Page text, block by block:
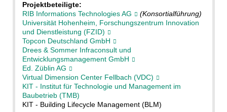
Projektbeteiligte:
RIB Informations Technologies AG
(Konsortialführung)
Universität Hohenheim, Forschungszentrum Innovation
und Dienstleistung (FZID)
Topcon Deutschland GmbH
Drees & Sommer Infraconsult und
Entwicklungsmanagement GmbH
Ed. Züblin AG
Virtual Dimension Center Fellbach (VDC)
KIT - Institut für Technologie und Management im
Baubetrieb (TMB)
KIT - Building Lifecycle Management (BLM)